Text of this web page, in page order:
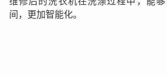
间，更加智能化。